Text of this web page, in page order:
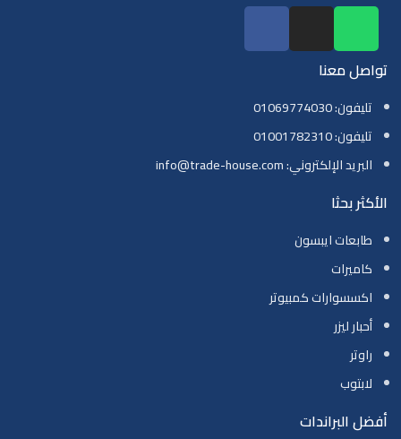
تواصل معنا
تليفون: 01069774030
تليفون: 01001782310
البريد الإلكتروني: info@trade-house.com
الأكثر بحثا
طابعات ايبسون
كاميرات
اكسسوارات كمبيوتر
أحبار ليزر
راوتر
لابتوب
أفضل البراندات